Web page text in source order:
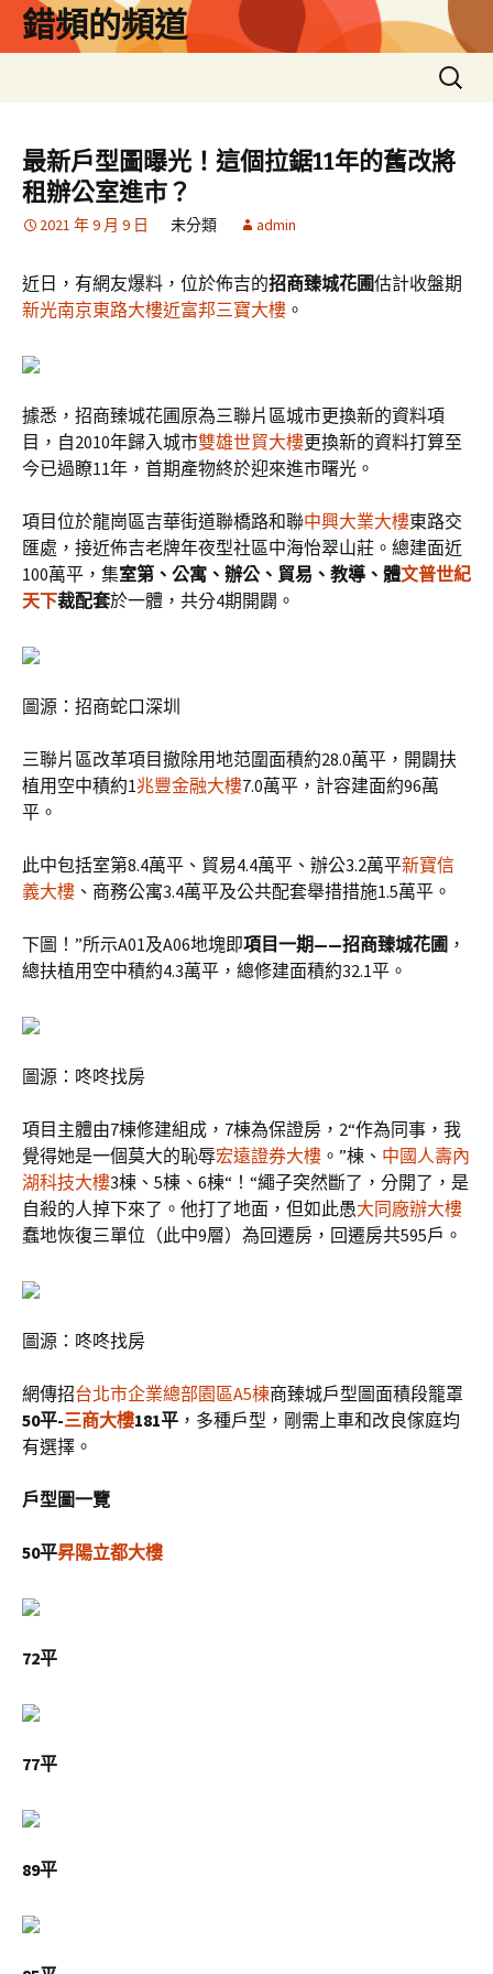
錯頻的頻道
搜
尋
鍵
字:
最新戶型圖曝光！這個拉鋸11年的舊改將
租辦公室進市？
2021 年 9 月 9 日 未分類 admin
近日，有網友爆料，位於佈吉的招商臻城花圃估計收盤期
新光南京東路大樓近富邦三寶大樓 。
據悉，招商臻城花圃原為三聯片區城市更換新的資料項
目，自2010年歸入城市雙雄世貿大樓更換新的資料打算至
今已過瞭11年，首期產物終於迎來進市曙光。
項目位於龍崗區吉華街道聯橋路和聯中興大業大樓東路交
匯處，接近佈吉老牌年夜型社區中海怡翠山莊。總建面近
100萬平，集室第、公寓、辦公、貿易、教導、體文普世紀
天下裁配套於一體，共分4期開闢。
圖源：招商蛇口深圳
三聯片區改革項目撤除用地范圍面積約28.0萬平，開闢扶
植用空中積約1兆豐金融大樓7.0萬平，計容建面約96萬
平。
此中包括室第8.4萬平、貿易4.4萬平、辦公3.2萬平新寶信
義大樓 、商務公寓3.4萬平及公共配套舉措措施1.5萬平。
下圖！”所示A01及A06地塊即項目一期——招商臻城花圃 ，
總扶植用空中積約4.3萬平，總修建面積約32.1平。
圖源：咚咚找房
項目主體由7棟修建組成，7棟為保證房，2“作為同事，我
覺得她是一個莫大的恥辱宏遠證券大樓 。”棟、 中國人壽內
湖科技大樓3棟、5棟、6棟“！“繩子突然斷了，分開了，是
自殺的人掉下來了。他打了地面，但如此愚大同廠辦大樓
蠢地恢復三單位（此中9層）為回遷房，回遷房共595戶。
圖源：咚咚找房
網傳招台北市企業總部園區A5棟商臻城戶型圖面積段籠罩
50平-三商大樓181平 ，多種戶型，剛需上車和改良傢庭均
有選擇。
戶型圖一覽
50平昇陽立都大樓
72平
77平
89平